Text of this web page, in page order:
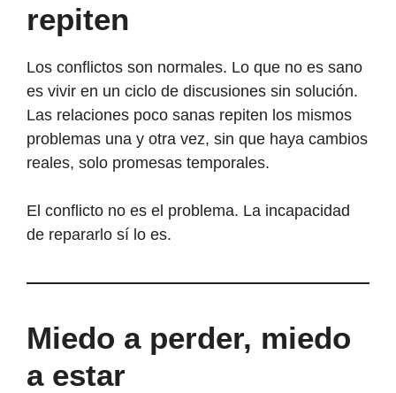
repiten
Los conflictos son normales. Lo que no es sano
es vivir en un ciclo de discusiones sin solución.
Las relaciones poco sanas repiten los mismos
problemas una y otra vez, sin que haya cambios
reales, solo promesas temporales.
El conflicto no es el problema. La incapacidad
de repararlo sí lo es.
Miedo a perder, miedo
a estar